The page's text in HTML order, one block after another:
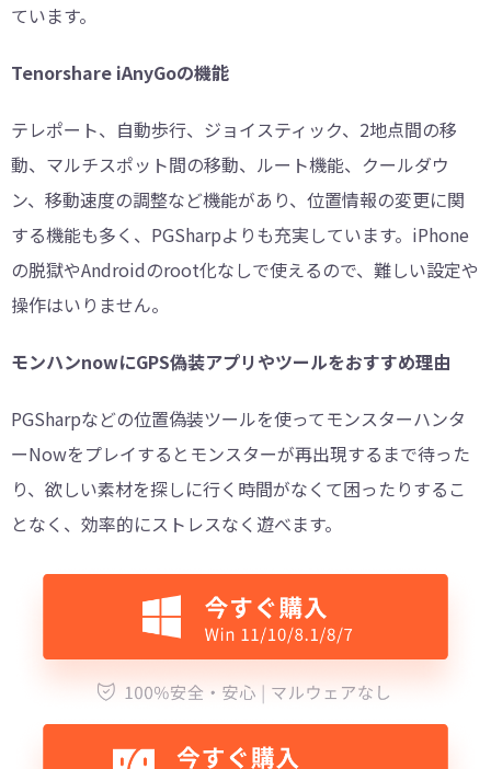
ています。
Tenorshare iAnyGoの機能
テレポート、自動歩行、ジョイスティック、2地点間の移
動、マルチスポット間の移動、ルート機能、クールダウ
ン、移動速度の調整など機能があり、位置情報の変更に関
する機能も多く、PGSharpよりも充実しています。iPhone
の脱獄やAndroidのroot化なしで使えるので、難しい設定や
操作はいりません。
モンハンnowにGPS偽装アプリやツールをおすすめ理由
PGSharpなどの位置偽装ツールを使ってモンスターハンタ
ーNowをプレイするとモンスターが再出現するまで待った
り、欲しい素材を探しに行く時間がなくて困ったりするこ
となく、効率的にストレスなく遊べます。